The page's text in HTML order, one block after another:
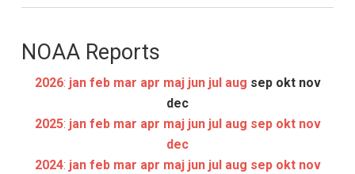
NOAA Reports
2026: jan feb mar apr maj jun jul aug sep okt nov
dec
2025: jan feb mar apr maj jun jul aug sep okt nov
dec
2024: jan feb mar apr maj jun jul aug sep okt nov